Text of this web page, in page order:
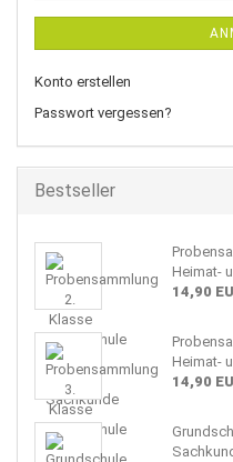
Konto erstellen
Passwort vergessen?
Bestseller
Heimat-
14,90
Heimat-
14,90